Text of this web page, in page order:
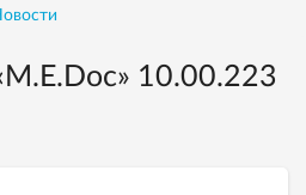
10.00.223